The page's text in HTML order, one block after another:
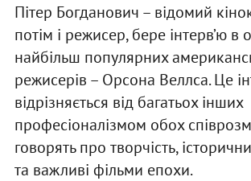
Пітер Богданович – відомий
потім і режисер, бере інтерв’ю в
найбільш популярних
режисерів – Орсона Веллса. Це
відрізняється від багатьох інших
професіоналізмом обох
говорять про творчість,
та важливі фільми епохи.